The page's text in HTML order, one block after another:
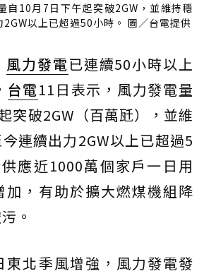
自10月7日下午起突破2GW，並維持穩
以上已超過50小時。 圖／台電提供
風力發電已連續50小時以上
台電11日表示，風力發電量
突破2GW（百萬瓩），並維
連續出力2GW以上已超過5
應近1000萬個家戶一日用
加，有助於擴大燃煤機組降
。
東北季風增強，風力發電發